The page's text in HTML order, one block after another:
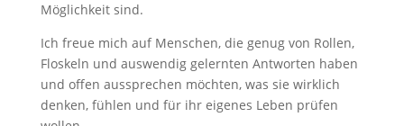
Möglichkeit sind.
Ich freue mich auf Menschen, die genug von Rollen,
Floskeln und auswendig gelernten Antworten haben
und offen aussprechen möchten, was sie wirklich
denken, fühlen und für ihr eigenes Leben prüfen